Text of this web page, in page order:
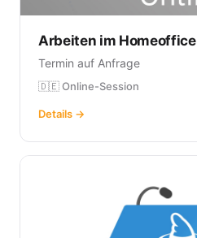
Arbeiten im Homeoffice
Termin auf Anfrage
🇩🇪 Online-Session
Details →